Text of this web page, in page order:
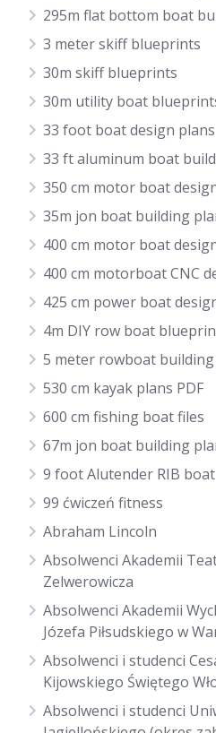
295m flat bottom boat
3 meter skiff blueprints
30m skiff blueprints
30m utility boat
33 foot boat design plans
33 ft aluminum boat
350 cm motor boat
35m jon boat building
400 cm motor boat
400 cm motorboat CNC
425 cm power boat
4m DIY row boat
5 meter rowboat
530 cm kayak plans PDF
600 cm fishing boat files
67m jon boat building
9 foot Alutender RIB boat
99 ćwiczeń fitness
Abraham Lincoln
Absolwenci Akademii
Zelwerowicza
Absolwenci Akademii
Józefa Piłsudskiego w
Absolwenci i studenci
Kijowskiego Świętego
Absolwenci i studenci